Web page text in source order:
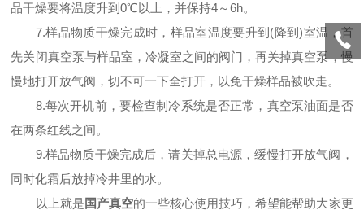
品干燥要将温度升到0℃以上，并保持4～6h。
7.样品物质干燥完成时，样品室温度要升到(降到)室温，首
先关闭真空泵与样品室，冷凝室之间的阀门，再关掉真空泵，慢
慢地打开放气阀，切不可一下全打开，以免干燥样品被吹走。
8.每次开机前，要检查制冷系统是否正常，真空泵油面是否
在两条红线之间。
9.样品物质干燥完成后，请关掉总电源，缓慢打开放气阀，
同时化霜后放掉冷井里的水。
以上就是 国产真空的一些核心使用技巧，希望能帮助大家更